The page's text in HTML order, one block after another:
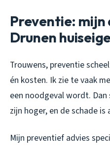
Preventie: mijn
Drunen
Trouwens, preventie
én kosten. Ik zie te vaak
een noodgeval wordt. Dan
zijn hoger, en de schade is
Mijn preventief advies